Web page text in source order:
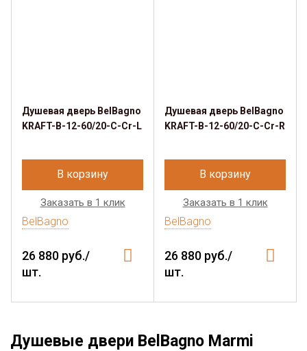
Душевая дверь BelBagno
KRAFT-B-12-60/20-C-Cr-L
В корзину
Заказать в 1 клик
BelBagno
26 880 руб./
шт.
Душевая дверь BelBagno
KRAFT-B-12-60/20-C-Cr-R
В корзину
Заказать в 1 клик
BelBagno
26 880 руб./
шт.
Душевые двери BelBagno Marmi